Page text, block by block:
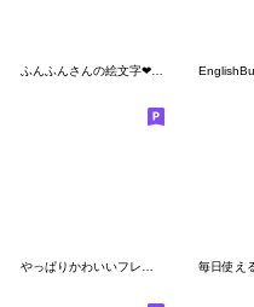
ふんふんさんの絵文字❤︎French Bulldog